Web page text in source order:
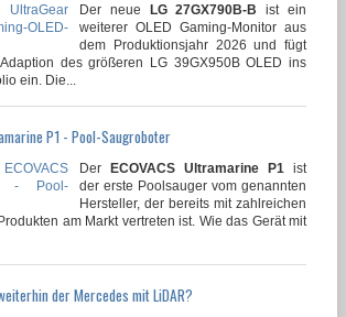
Der neue LG 27GX790B-B
ist ein
weiterer OLED Gaming-Monitor aus
dem Produktionsjahr 2026 und fügt
des größeren LG 39GX950B OLED ins
ein. Die...
P1 - Pool-Saugroboter
Der ECOVACS Ultramarine P1 ist
der erste Poolsauger vom genannten
Hersteller, der bereits mit zahlreichen
am Markt vertreten ist. Wie das Gerät mit
der Mercedes mit LiDAR?